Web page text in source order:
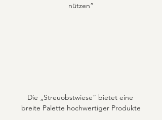
nützen”
Die „Streuobstwiese” bietet eine
breite Palette hochwertiger Produkte